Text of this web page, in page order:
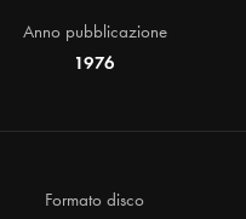
Anno pubblicazione
1976
Formato disco